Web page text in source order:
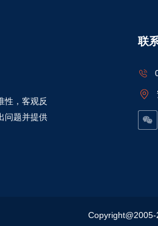
性，客观反
问题并提供
联